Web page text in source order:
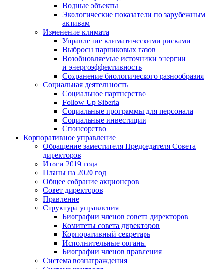
Водные объекты
Экологические показатели по зарубежным
активам
Изменение климата
Управление климатическими рисками
Выбросы парниковых газов
Возобновляемые источники энергии
и энергоэффективность
Сохранение биологического разнообразия
Социальная деятельность
Социальное партнерство
Follow Up Siberia
Социальные программы для персонала
Социальные инвестиции
Спонсорство
Корпоративное управление
Обращение заместителя Председателя Совета
директоров
Итоги 2019 года
Планы на 2020 год
Общее собрание акционеров
Совет директоров
Правление
Структура управления
Биографии членов совета директоров
Комитеты совета директоров
Корпоративный секретарь
Исполнительные органы
Биографии членов правления
Система вознаграждения